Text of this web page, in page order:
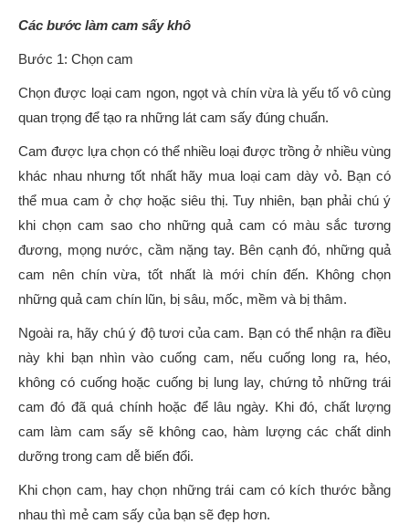
Các bước làm cam sấy khô
Bước 1: Chọn cam
Chọn được loại cam ngon, ngọt và chín vừa là yếu tố vô cùng
quan trọng để tạo ra những lát cam sấy đúng chuẩn.
Cam được lựa chọn có thể nhiều loại được trồng ở nhiều vùng
khác nhau nhưng tốt nhất hãy mua loại cam dày vỏ. Bạn có
thể mua cam ở chợ hoặc siêu thị. Tuy nhiên, bạn phải chú ý
khi chọn cam sao cho những quả cam có màu sắc tương
đương, mọng nước, cầm nặng tay. Bên cạnh đó, những quả
cam nên chín vừa, tốt nhất là mới chín đến. Không chọn
những quả cam chín lũn, bị sâu, mốc, mềm và bị thâm.
Ngoài ra, hãy chú ý độ tươi của cam. Bạn có thể nhận ra điều
này khi bạn nhìn vào cuống cam, nếu cuống long ra, héo,
không có cuống hoặc cuống bị lung lay, chứng tỏ những trái
cam đó đã quá chính hoặc để lâu ngày. Khi đó, chất lượng
cam làm cam sấy sẽ không cao, hàm lượng các chất dinh
dưỡng trong cam dễ biến đổi.
Khi chọn cam, hay chọn những trái cam có kích thước bằng
nhau thì mẻ cam sấy của bạn sẽ đẹp hơn.